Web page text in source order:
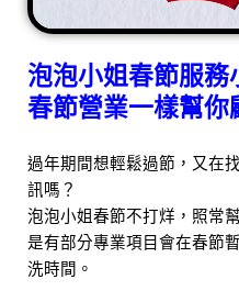
泡泡小姐春節服務
春節營業一樣幫你
過年期間想輕鬆過節，又在
訊嗎？
泡泡小姐春節不打烊，照常
是有部分專業項目會在春節
洗時間。